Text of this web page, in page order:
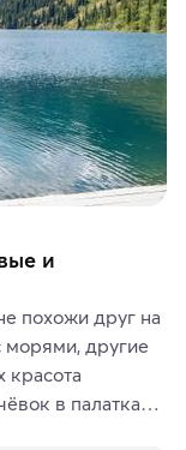
и
похожи друг на
морями, другие
в палатках.